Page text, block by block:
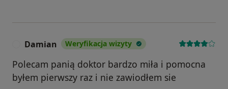
Damian Weryfikacja wizyty
Polecam panią doktor bardzo miła i pomocna
byłem pierwszy raz i nie zawiodłem sie